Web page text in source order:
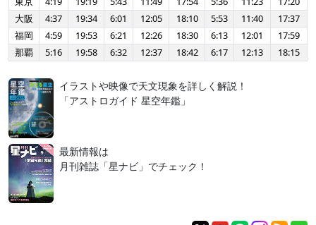
大阪
4:37 19:34 6:01 12:05 18:10 5:53 11:40
17:37
福岡
4:59 19:53 6:21 12:26 18:30 6:13 12:01
17:59
那覇
5:16 19:58 6:32 12:37 18:42 6:17 12:13 18:15
イラストや映像で天文現象を詳しく解説！
「アストロガイド 星空年鑑」
最新情報は
月刊雑誌「星ナビ」でチェック！